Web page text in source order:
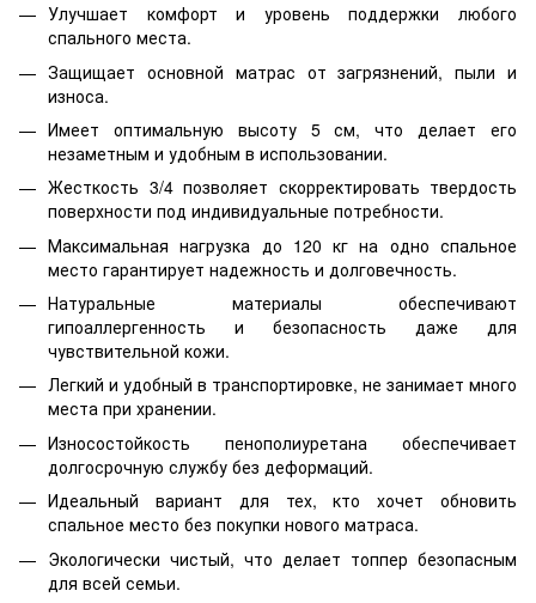
Улучшает комфорт и уровень поддержки любого
спального места.
Защищает основной матрас от загрязнений, пыли и
износа.
Имеет оптимальную высоту 5 см, что делает его
незаметным и удобным в использовании.
Жесткость 3/4 позволяет скорректировать твердость
поверхности под индивидуальные потребности.
Максимальная нагрузка до 120 кг на одно спальное
место гарантирует надежность и долговечность.
Натуральные материалы обеспечивают
гипоаллергенность и безопасность даже для
чувствительной кожи.
Легкий и удобный в транспортировке, не занимает много
места при хранении.
Износостойкость пенополиуретана обеспечивает
долгосрочную службу без деформаций.
Идеальный вариант для тех, кто хочет обновить
спальное место без покупки нового матраса.
Экологически чистый, что делает топпер безопасным
для всей семьи.